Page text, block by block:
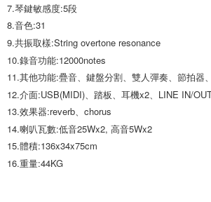
7.琴鍵敏感度:5段
8.音色:31
9.共振取樣:String overtone resonance
10.錄音功能:12000notes
11.其他功能:疊音、鍵盤分割、雙人彈奏、節拍器
12.介面:USB(MIDI)、踏板、耳機x2、LINE IN/
13.效果器:reverb、chorus
14.喇叭瓦數:低音25Wx2, 高音5Wx2
15.體積:136x34x75cm
16.重量:44KG